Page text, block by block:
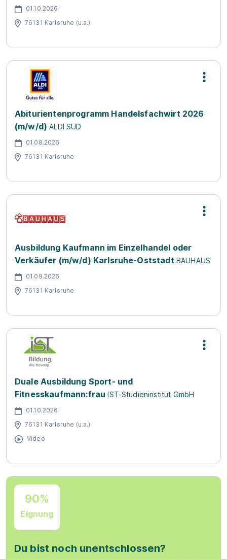
01.10.2026
76131 Karlsruhe (u.a.)
Abiturientenprogramm Handelsfachwirt 2026
(m/w/d) ALDI SÜD
01.08.2026
76131 Karlsruhe
Ausbildung Kaufmann im Einzelhandel oder
Verkäufer (m/w/d) Karlsruhe-Oststadt BAUHAUS
01.09.2026
76131 Karlsruhe
Duale Ausbildung Sport- und
Fitnesskaufmann:frau IST-Studieninstitut GmbH
01.10.2026
76131 Karlsruhe (u.a.)
Video
90%
Eignung
Du bist noch unentschlossen?